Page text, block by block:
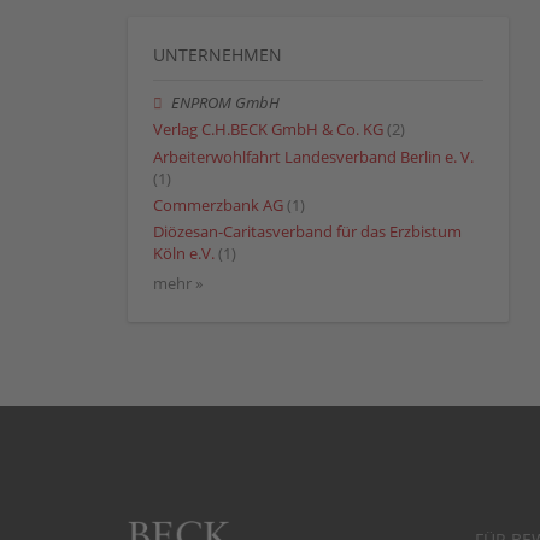
UNTERNEHMEN
ENPROM GmbH
Verlag C.H.BECK GmbH & Co. KG (2)
Arbeiterwohlfahrt Landesverband Berlin e. V.
(1)
Commerzbank AG (1)
Diözesan-Caritasverband für das Erzbistum
Köln e.V. (1)
mehr »